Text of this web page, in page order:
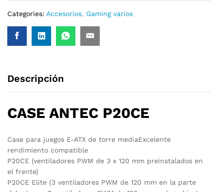
Categories: Accesorios, Gaming varios
Descripción
CASE ANTEC P20CE
Case para juegos E-ATX de torre mediaExcelente
rendimiento compatible
P20CE (ventiladores PWM de 3 x 120 mm preinstalados en
el frente)
P20CE Elite (3 ventiladores PWM de 120 mm en la parte